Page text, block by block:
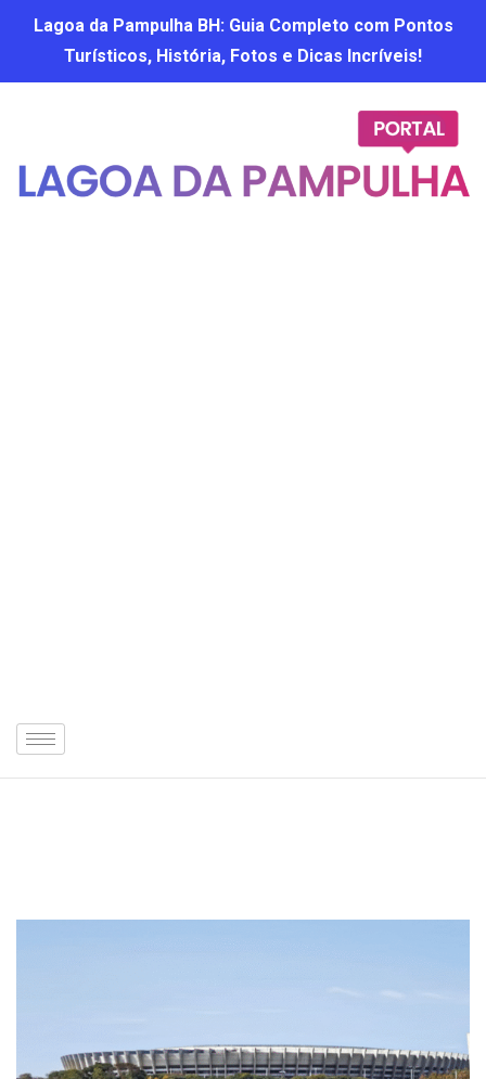
Lagoa da Pampulha BH: Guia Completo com Pontos
Turísticos, História, Fotos e Dicas Incríveis!